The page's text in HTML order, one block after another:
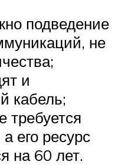
подведение
не
и
кабель;
требуется
его ресурс
на 60 лет.